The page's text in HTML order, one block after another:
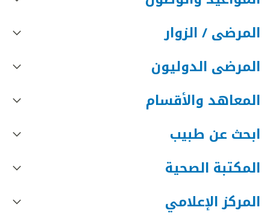
المرضى / الزوار
المرضى الدوليون
المعاهد والأقسام
ابحث عن طبيب
المكتبة الصحية
المركز الإعلامي